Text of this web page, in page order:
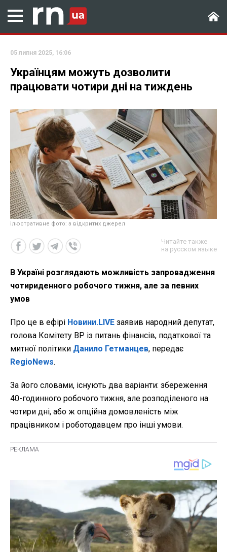
05 липня 2025, 16:06
Українцям можуть дозволити
працювати чотири дні на тиждень
ілюстративне фото: з відкритих джерел
Читайте также
на русском языке
В Україні розглядають можливість запровадження
чотириденного робочого тижня, але за певних
умов
Про це в ефірі Новини.LIVE заявив народний депутат,
голова Комітету ВР із питань фінансів, податкової та
митної політики Данило Гетманцев, передає
RegioNews.
За його словами, існують два варіанти: збереження
40-годинного робочого тижня, але розподіленого на
чотири дні, або ж опційна домовленість між
працівником і роботодавцем про інші умови.